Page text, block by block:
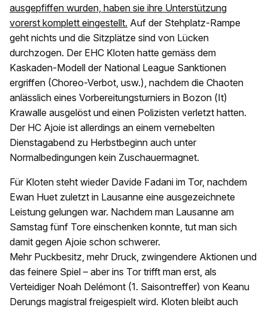
ausgepfiffen wurden, haben sie ihre Unterstützung
vorerst komplett eingestellt. Auf der Stehplatz-Rampe
geht nichts und die Sitzplätze sind von Lücken
durchzogen. Der EHC Kloten hatte gemäss dem
Kaskaden-Modell der National League Sanktionen
ergriffen (Choreo-Verbot, usw.), nachdem die Chaoten
anlässlich eines Vorbereitungsturniers in Bozon (It)
Krawalle ausgelöst und einen Polizisten verletzt hatten.
Der HC Ajoie ist allerdings an einem vernebelten
Dienstagabend zu Herbstbeginn auch unter
Normalbedingungen kein Zuschauermagnet.
Für Kloten steht wieder Davide Fadani im Tor, nachdem
Ewan Huet zuletzt in Lausanne eine ausgezeichnete
Leistung gelungen war. Nachdem man Lausanne am
Samstag fünf Tore einschenken konnte, tut man sich
damit gegen Ajoie schon schwerer.
Mehr Puckbesitz, mehr Druck, zwingendere Aktionen und
das feinere Spiel – aber ins Tor trifft man erst, als
Verteidiger Noah Delémont (1. Saisontreffer) von Keanu
Derungs magistral freigespielt wird. Kloten bleibt auch